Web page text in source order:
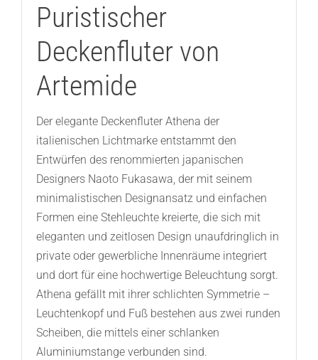
Puristischer
Deckenfluter von
Artemide
Der elegante Deckenfluter Athena der
italienischen Lichtmarke entstammt den
Entwürfen des renommierten japanischen
Designers Naoto Fukasawa, der mit seinem
minimalistischen Designansatz und einfachen
Formen eine Stehleuchte kreierte, die sich mit
eleganten und zeitlosen Design unaufdringlich in
private oder gewerbliche Innenräume integriert
und dort für eine hochwertige Beleuchtung sorgt.
Athena gefällt mit ihrer schlichten Symmetrie –
Leuchtenkopf und Fuß bestehen aus zwei runden
Scheiben, die mittels einer schlanken
Aluminiumstange verbunden sind.